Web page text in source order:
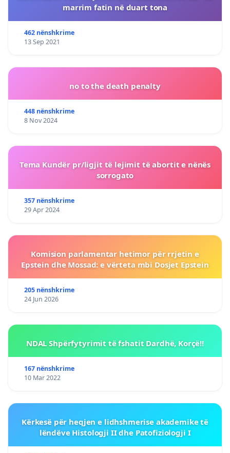
marrim fatin në duart tona
462 nënshkrime
13 Sep 2021
no to the death penalty
448 nënshkrime
8 Nov 2024
Tema Kundër pr/ligjit të lejimit të abortit e nënës
sorrogato
357 nënshkrime
29 Apr 2024
Komision parlamentar hetimor për rrjetin e
Epstein dhe Mossad: e vërteta mbi Dosjet Epstein
205 nënshkrime
24 Jun 2026
NDAL Shpërfytyrimit të fshatit Dardhë, Korçë!!
167 nënshkrime
10 Mar 2022
Kërkesë për heqjen e lidhshmerise akademike të
lëndëve Histologji II dhe Patofiziologji I